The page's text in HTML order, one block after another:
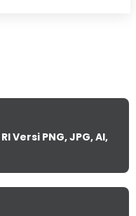
Versi PNG, JPG, AI,